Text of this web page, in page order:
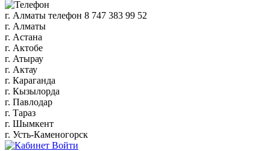
г. Алматы телефон 8 747 383 99 52
г. Алматы
г. Астана
г. Актобе
г. Атырау
г. Актау
г. Караганда
г. Кызылорда
г. Павлодар
г. Тараз
г. Шымкент
г. Усть-Каменогорск
Войти